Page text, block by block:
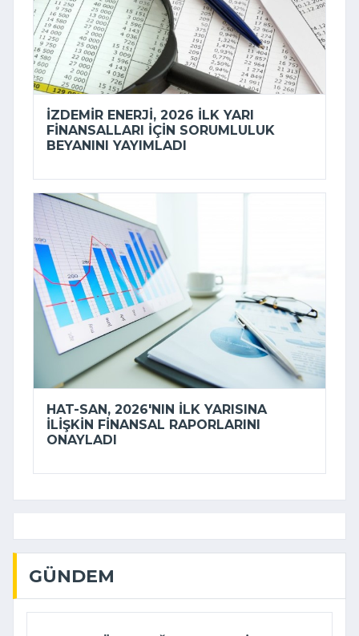
İZDEMİR ENERJI, 2026 ILK YARI
FINANSALLARI IÇIN SORUMLULUK
BEYANINI YAYIMLADI
HAT-SAN, 2026'NIN ILK YARISINA
ILIŞKIN FINANSAL RAPORLARINI
ONAYLADI
GÜNDEM